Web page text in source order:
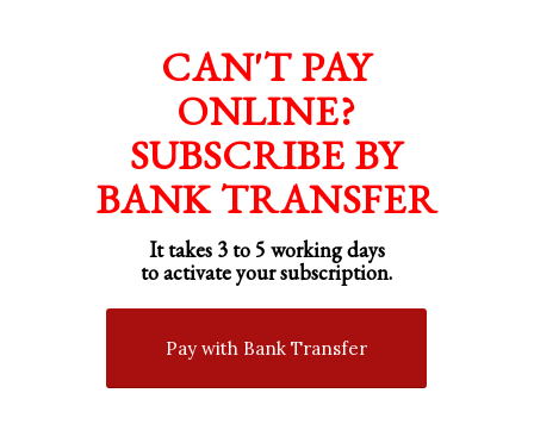
CAN'T PAY
ONLINE?
SUBSCRIBE BY
BANK TRANSFER
It takes 3 to 5 working days
to activate your subscription.
Pay with Bank Transfer